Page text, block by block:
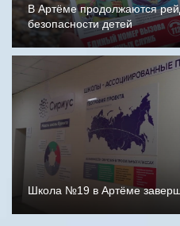
В Артёме продолжаются
безопасности детей
Школа №19 в Артёме